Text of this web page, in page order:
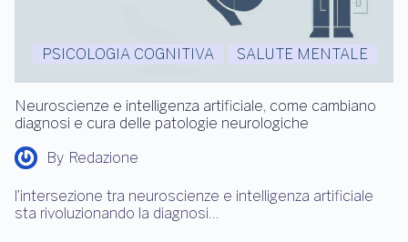
PSICOLOGIA COGNITIVA SALUTE MENTALE
Neuroscienze e intelligenza artificiale, come cambiano
diagnosi e cura delle patologie neurologiche
By Redazione
l’intersezione tra neuroscienze e intelligenza artificiale
sta rivoluzionando la diagnosi…